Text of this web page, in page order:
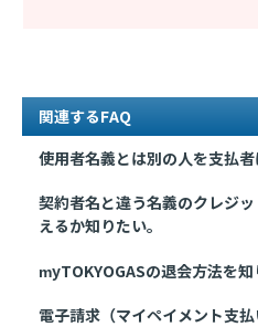
関連するFAQ
使用者名義とは別の人を支払者
契約者名と違う名義のクレジ
えるか知りたい。
myTOKYOGASの退会方法を知
電子請求（マイペイメント支払